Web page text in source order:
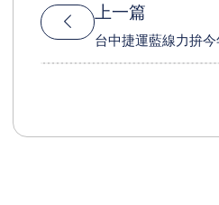
上一篇
台中捷運藍線力拚